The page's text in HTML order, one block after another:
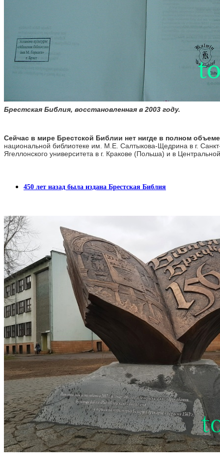
Брестская Библия, восстановленная в 2003 году.
Сейчас в мире Брестской Библии нет нигде в полном
национальной библиотеке им. М.Е. Салтыкова-Щедрина в г.
Ягеллонского университета в г. Кракове (Польша) и в
450 лет назад была издана Брестская Библия